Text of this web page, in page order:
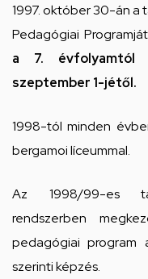
1997. október 30-án a
Pedagógiai
a 7. évfolyamtól
szeptember 1-jétől.
1998-tól minden
bergamoi líceummal.
Az 1998/99-es
rendszerben
pedagógiai program
szerinti képzés.